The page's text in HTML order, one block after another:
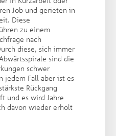
Job und gerieten in
Diese
zu einem
nach
diese, sich immer
sind die
schwer
jedem Fall aber ist es
Rückgang
und es wird Jahre
davon wieder erholt